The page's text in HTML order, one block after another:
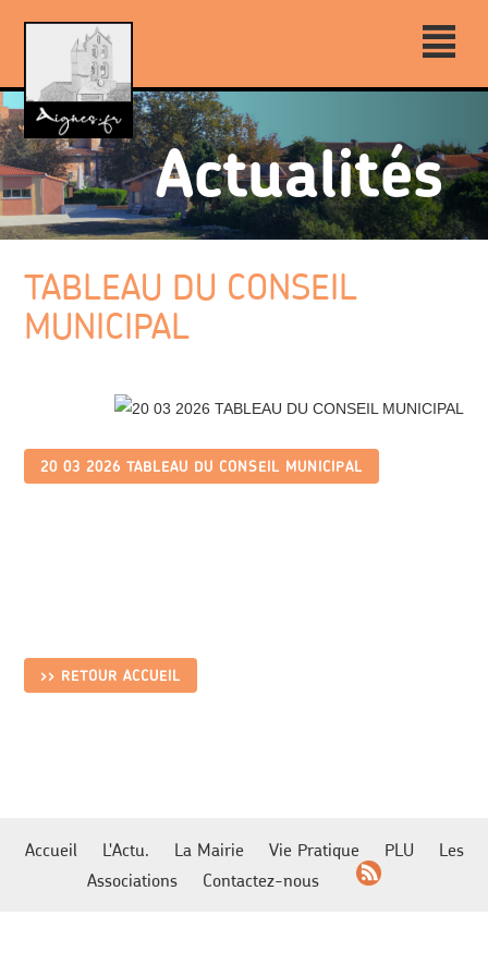
²
TABLEAU DU CONSEIL
MUNICIPAL
20 03 2026 TABLEAU DU CONSEIL MUNICIPAL
>> RETOUR ACCUEIL
Accueil L'Actu. La Mairie Vie Pratique PLU
Les
Associations
Contactez-nous